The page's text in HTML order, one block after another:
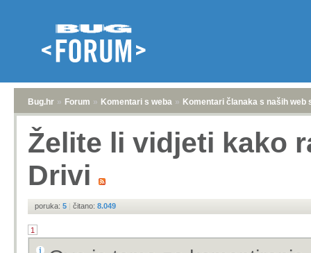
Bug.hr » Forum » Komentari s weba » Komentari članaka s naših web
Želite li vidjeti kako
Drivi
poruka: 5 | čitano: 8.049
1